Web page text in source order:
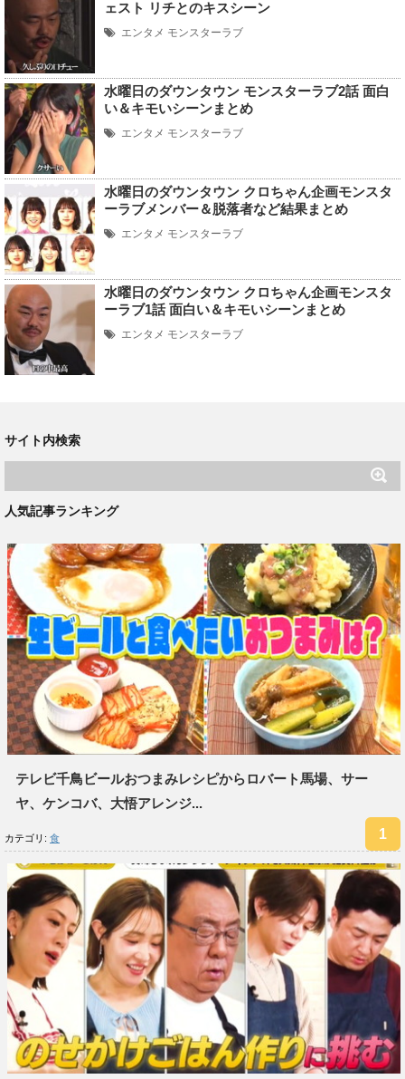
ェスト リチとのキスシーン
エンタメ モンスターラブ
水曜日のダウンタウン モンスターラブ2話 面白
い＆キモいシーンまとめ
エンタメ モンスターラブ
水曜日のダウンタウン クロちゃん企画モンスタ
ーラブメンバー＆脱落者など結果まとめ
エンタメ モンスターラブ
水曜日のダウンタウン クロちゃん企画モンスタ
ーラブ1話 面白い＆キモいシーンまとめ
エンタメ モンスターラブ
サイト内検索
人気記事ランキング
テレビ千鳥ビールおつまみレシピからロバート馬場、サー
ヤ、ケンコバ、大悟アレンジ...
カテゴリ: 食